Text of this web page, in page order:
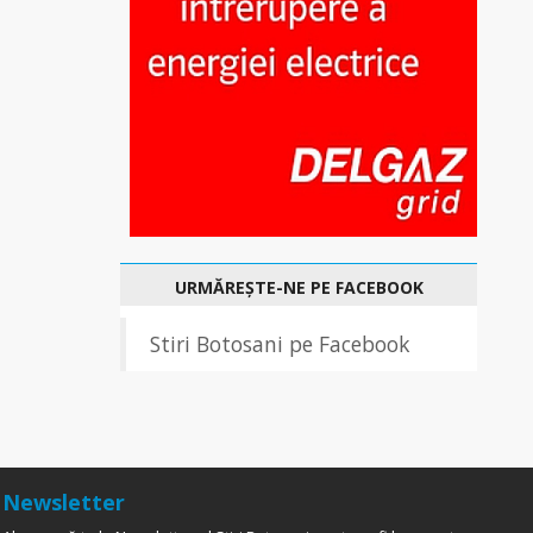
URMĂREȘTE-NE PE FACEBOOK
Stiri Botosani pe Facebook
Newsletter